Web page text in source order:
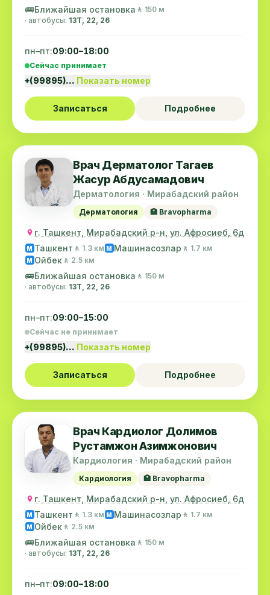
🚌Ближайшая остановка 🚶 150 м
· автобусы: 13Т, 22, 26
пн–пт:09:00–18:00
Сейчас принимает
+(99895)… Показать номер
Записаться Подробнее
Врач Дерматолог Тагаев
Жасур Абдусамадович
Дерматология · Мирабадский район
Дерматология 🏥 Bravopharma
г. Ташкент, Мирабадский р-н, ул. Афросиеб, 6д
M Ташкент 🚶 1.3 км M Машинасозлар 🚶 1.7 км
M Ойбек 🚶 2.5 км
🚌Ближайшая остановка 🚶 150 м
· автобусы: 13Т, 22, 26
пн–пт:09:00–15:00
Сейчас не принимает
+(99895)… Показать номер
Записаться Подробнее
Врач Кардиолог Долимов
Рустамжон Азимжонович
Кардиология · Мирабадский район
Кардиология 🏥 Bravopharma
г. Ташкент, Мирабадский р-н, ул. Афросиеб, 6д
M Ташкент 🚶 1.3 км M Машинасозлар 🚶 1.7 км
M Ойбек 🚶 2.5 км
🚌Ближайшая остановка 🚶 150 м
· автобусы: 13Т, 22, 26
пн–пт:09:00–18:00